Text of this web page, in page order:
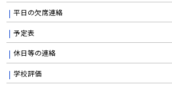
平日の欠席連絡
予定表
休日等の連絡
学校評価